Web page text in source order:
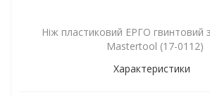
Ніж пластиковий ЕРГО гвинтовий
Mastertool (17-0112)
Характеристики